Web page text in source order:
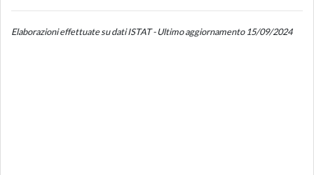
Elaborazioni effettuate su dati ISTAT - Ultimo aggiornamento 15/09/2024